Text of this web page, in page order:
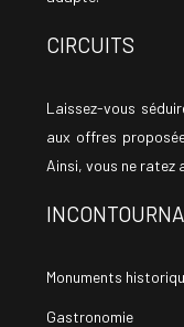
CIRCUITS
Laissez-vous
aux offres
Ainsi, vous ne ratez
Monuments
Gastronomie